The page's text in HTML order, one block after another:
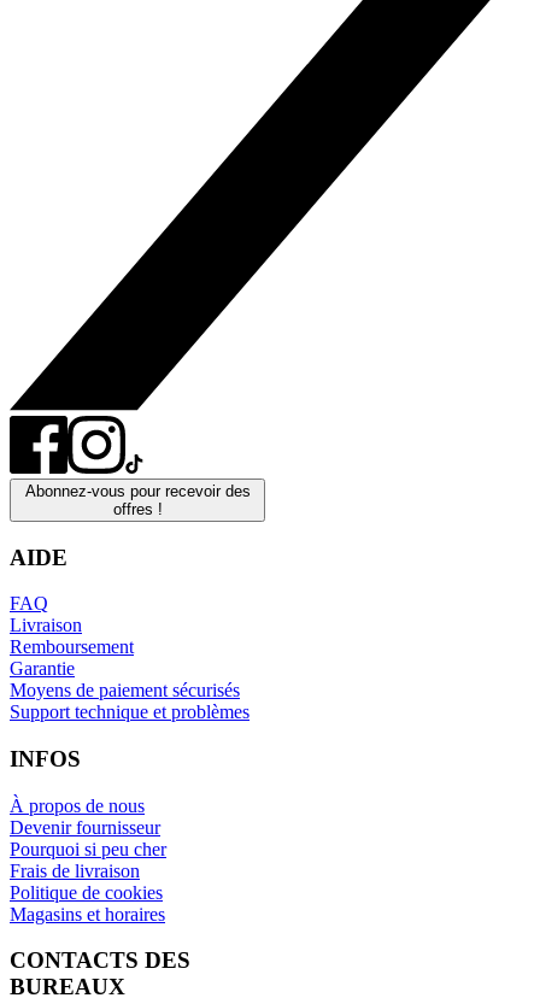
Abonnez-vous pour recevoir des
offres !
AIDE
FAQ
Livraison
Remboursement
Garantie
Moyens de paiement sécurisés
Support technique et problèmes
INFOS
À propos de nous
Devenir fournisseur
Pourquoi si peu cher
Frais de livraison
Politique de cookies
Magasins et horaires
CONTACTS DES
BUREAUX